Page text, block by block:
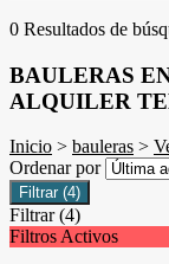
0 Resultados de
BAULERAS
ALQUILER
Inicio > bauleras >
Ordenar por
Filtrar (4)
Filtrar (4)
Filtros Activos